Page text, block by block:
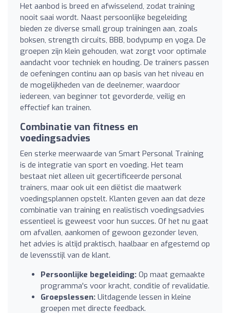
Het aanbod is breed en afwisselend, zodat training
nooit saai wordt. Naast persoonlijke begeleiding
bieden ze diverse small group trainingen aan, zoals
boksen, strength circuits, BBB, bodypump en yoga. De
groepen zijn klein gehouden, wat zorgt voor optimale
aandacht voor techniek en houding. De trainers passen
de oefeningen continu aan op basis van het niveau en
de mogelijkheden van de deelnemer, waardoor
iedereen, van beginner tot gevorderde, veilig en
effectief kan trainen.
Combinatie van fitness en
voedingsadvies
Een sterke meerwaarde van Smart Personal Training
is de integratie van sport en voeding. Het team
bestaat niet alleen uit gecertificeerde personal
trainers, maar ook uit een diëtist die maatwerk
voedingsplannen opstelt. Klanten geven aan dat deze
combinatie van training en realistisch voedingsadvies
essentieel is geweest voor hun succes. Of het nu gaat
om afvallen, aankomen of gewoon gezonder leven,
het advies is altijd praktisch, haalbaar en afgestemd op
de levensstijl van de klant.
Persoonlijke begeleiding: Op maat gemaakte
programma's voor kracht, conditie of revalidatie.
Groepslessen: Uitdagende lessen in kleine
groepen met directe feedback.